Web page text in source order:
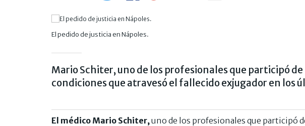
El pedido de justicia en Nápoles.
Mario Schiter, uno de los profesionales que participó
condiciones que atravesó el fallecido exjugador en los
El médico Mario Schiter, uno de los profesionales que participó